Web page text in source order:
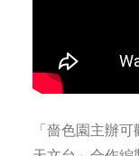
「嗇色園主辦